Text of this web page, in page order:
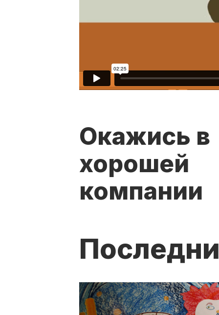
Окажись в
хорошей
компании